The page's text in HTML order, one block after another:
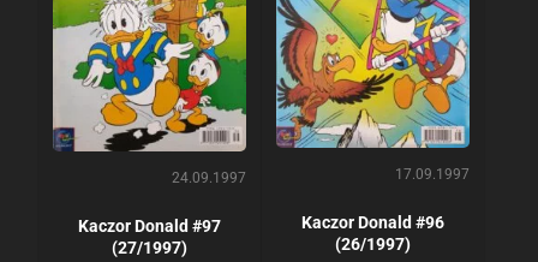
24.09.1997
Kaczor Donald #97
(27/1997)
17.09.1997
Kaczor Donald #96
(26/1997)